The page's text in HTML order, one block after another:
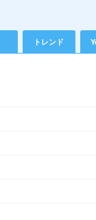
トレンド